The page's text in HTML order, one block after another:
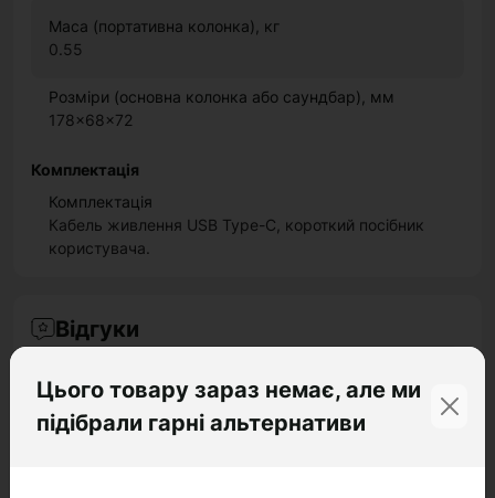
Маса (портативна колонка), кг
0.55
Розміри (основна колонка або саундбар), мм
178x68x72
Комплектація
Комплектація
Кабель живлення USB Type-C, короткий посібник
користувача.
Відгуки
Цього товару зараз немає, але ми
підібрали гарні альтернативи